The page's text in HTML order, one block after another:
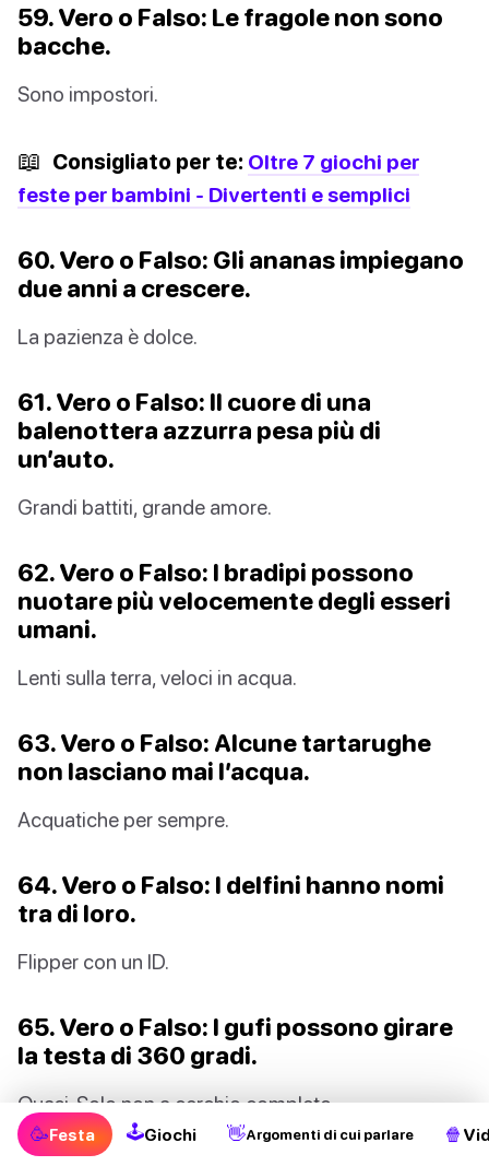
59. Vero o Falso: Le fragole non sono
bacche.
Sono impostori.
📖 Consigliato per te: Oltre 7 giochi per
feste per bambini - Divertenti e semplici
60. Vero o Falso: Gli ananas impiegano
due anni a crescere.
La pazienza è dolce.
61. Vero o Falso: Il cuore di una
balenottera azzurra pesa più di
un’auto.
Grandi battiti, grande amore.
62. Vero o Falso: I bradipi possono
nuotare più velocemente degli esseri
umani.
Lenti sulla terra, veloci in acqua.
63. Vero o Falso: Alcune tartarughe
non lasciano mai l’acqua.
Acquatiche per sempre.
64. Vero o Falso: I delfini hanno nomi
tra di loro.
Flipper con un ID.
65. Vero o Falso: I gufi possono girare
la testa di 360 gradi.
Quasi. Solo non a cerchio completo.
🥳Festa 🕹Giochi 👋Argomenti di cui parlare 🍿